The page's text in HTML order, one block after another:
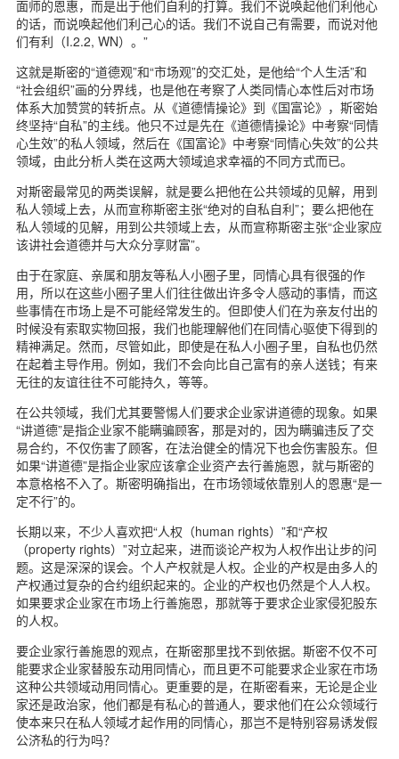
面师的恩惠，而是出于他们自利的打算。我们不说唤起他们利他心
的话，而说唤起他们利己心的话。我们不说自己有需要，而说对他
们有利（I.2.2, WN）。”
这就是斯密的“道德观”和“市场观”的交汇处，是他给“个人生活”和
“社会组织”画的分界线，也是他在考察了人类同情心本性后对市场
体系大加赞赏的转折点。从《道德情操论》到《国富论》，斯密始
终坚持“自私”的主线。他只不过是先在《道德情操论》中考察“同情
心生效”的私人领域，然后在《国富论》中考察“同情心失效”的公共
领域，由此分析人类在这两大领域追求幸福的不同方式而已。
对斯密最常见的两类误解，就是要么把他在公共领域的见解，用到
私人领域上去，从而宣称斯密主张“绝对的自私自利”；要么把他在
私人领域的见解，用到公共领域上去，从而宣称斯密主张“企业家应
该讲社会道德并与大众分享财富”。
由于在家庭、亲属和朋友等私人小圈子里，同情心具有很强的作
用，所以在这些小圈子里人们往往做出许多令人感动的事情，而这
些事情在市场上是不可能经常发生的。但即使人们在为亲友付出的
时候没有索取实物回报，我们也能理解他们在同情心驱使下得到的
精神满足。然而，尽管如此，即使是在私人小圈子里，自私也仍然
在起着主导作用。例如，我们不会向比自己富有的亲人送钱；有来
无往的友谊往往不可能持久，等等。
在公共领域，我们尤其要警惕人们要求企业家讲道德的现象。如果
“讲道德”是指企业家不能瞒骗顾客，那是对的，因为瞒骗违反了交
易合约，不仅伤害了顾客，在法治健全的情况下也会伤害股东。但
如果“讲道德”是指企业家应该拿企业资产去行善施恩，就与斯密的
本意格格不入了。斯密明确指出，在市场领域依靠别人的恩惠“是一
定不行”的。
长期以来，不少人喜欢把“人权（human rights）”和“产权
（property rights）”对立起来，进而谈论产权为人权作出让步的问
题。这是深深的误会。个人产权就是人权。企业的产权是由多人的
产权通过复杂的合约组织起来的。企业的产权也仍然是个人人权。
如果要求企业家在市场上行善施恩，那就等于要求企业家侵犯股东
的人权。
要企业家行善施恩的观点，在斯密那里找不到依据。斯密不仅不可
能要求企业家替股东动用同情心，而且更不可能要求企业家在市场
这种公共领域动用同情心。更重要的是，在斯密看来，无论是企业
家还是政治家，他们都是有私心的普通人，要求他们在公众领域行
使本来只在私人领域才起作用的同情心，那岂不是特别容易诱发假
公济私的行为吗？